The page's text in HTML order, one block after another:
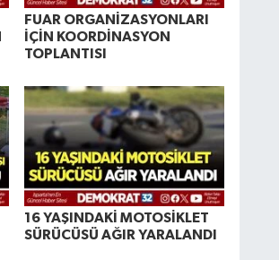
FUAR ORGANİZASYONLARI
İÇİN KOORDİNASYON
TOPLANTISI
16 YAŞINDAKİ MOTOSİKLET
SÜRÜCÜSÜ AĞIR YARALANDI